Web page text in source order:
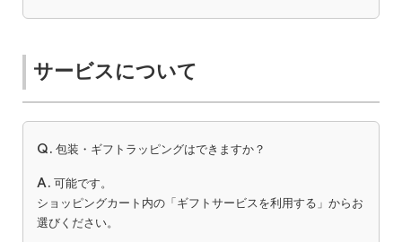
サービスについて
Q. 包装・ギフトラッピングはできますか？
A. 可能です。
ショッピングカート内の「ギフトサービスを利用する」からお
選びください。